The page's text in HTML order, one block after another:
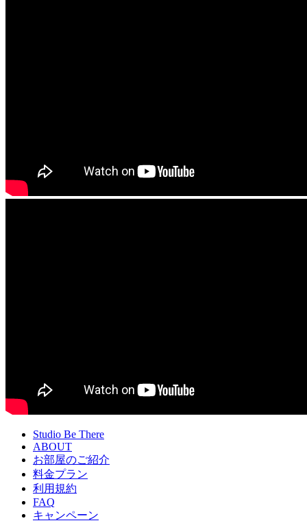
Studio Be There
ABOUT
お部屋のご紹介
料金プラン
利用規約
FAQ
キャンペーン